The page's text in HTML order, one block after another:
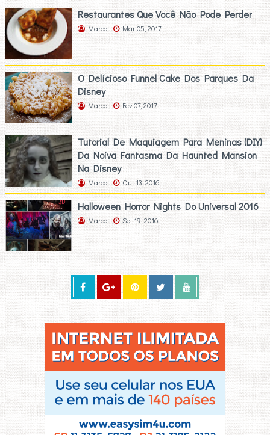
Restaurantes Que Você Não Pode Perder
Marco Mar 05, 2017
O Delícioso Funnel Cake Dos Parques Da
Disney
Marco Fev 07, 2017
Tutorial De Maquiagem Para Meninas (DIY)
Da Noiva Fantasma Da Haunted Mansion
Na Disney
Marco Out 13, 2016
Halloween Horror Nights Do Universal 2016
Marco Set 19, 2016